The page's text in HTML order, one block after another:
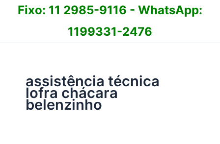
Fixo: 11 2985-9116 - WhatsApp:
1199331-2476
assistência técnica
lofra chácara
belenzinho